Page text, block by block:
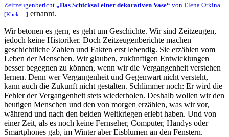
Zeitzeugenbericht
Das Schicksal einer dekorativen Vase von Elena Orkina
[Klick …] ernannt.
Wir betonen es gern, es geht um Geschichte. Wir sind Zeitzeugen,
jedoch keine Historiker. Doch Zeitzeugenberichte machen
geschichtliche Zahlen und Fakten erst lebendig. Sie erzählen vom
Leben der Menschen. Wir glauben, zukünftigen Entwicklungen
besser begegnen zu können, wenn wir die Vergangenheit verstehen
lernen. Denn wer Vergangenheit und Gegenwart nicht versteht,
kann auch die Zukunft nicht gestalten. Schlimmer noch: Er wird die
Fehler der Vergangenheit stets wiederholen. Deshalb wollen wir den
heutigen Menschen und den von morgen erzählen, was wir vor,
während und nach den beiden Weltkriegen erlebt haben. Und von
einer Zeit, als es noch keine Fernseher, Computer, Handys oder
Smartphones gab, im Winter aber Eisblumen an den Fenstern.